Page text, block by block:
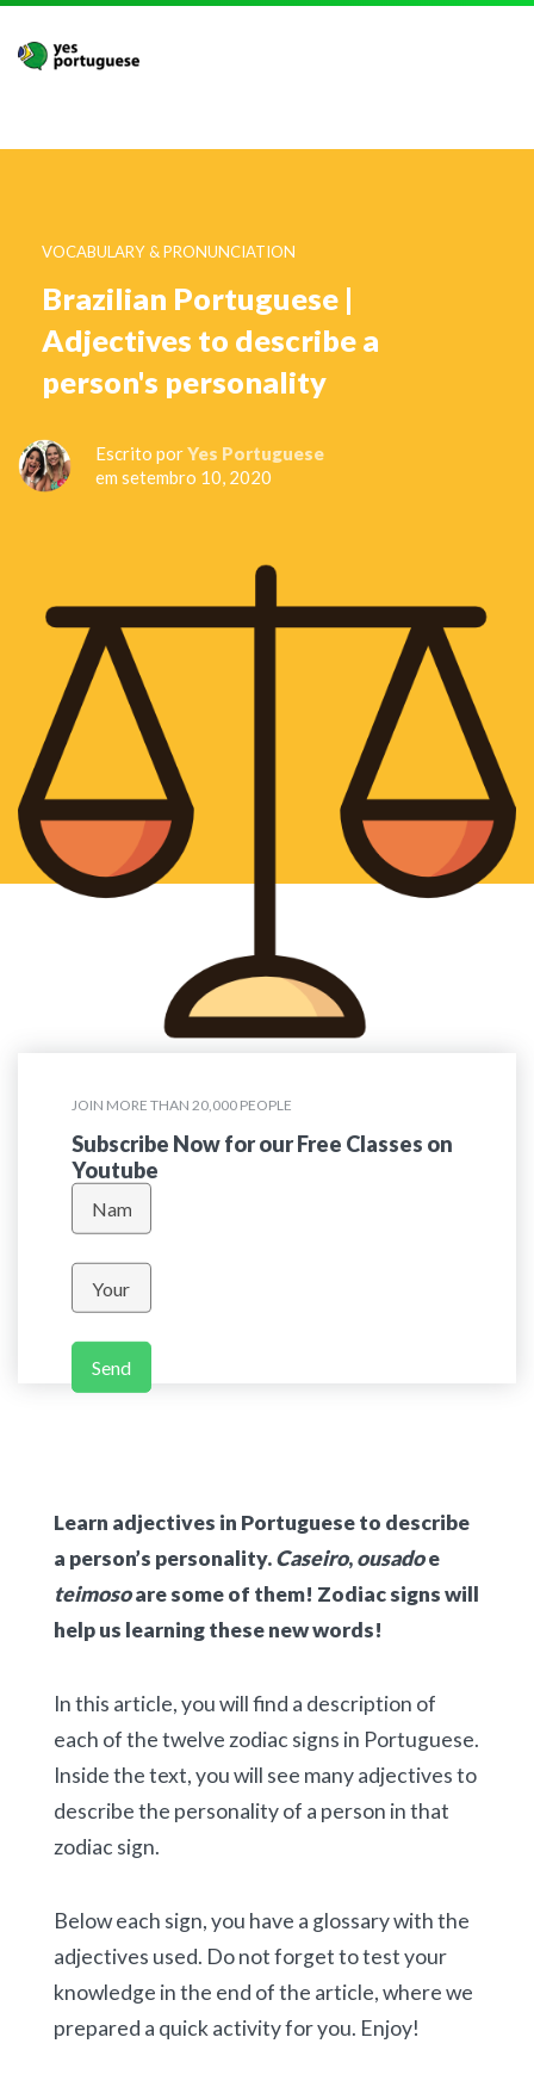
VOCABULARY & PRONUNCIATION
Brazilian Portuguese |
Adjectives to describe a
person's personality
Escrito porYes Portuguese
em setembro 10, 2020
JOIN MORE THAN 20,000 PEOPLE
Subscribe Now for our Free Classes on
Youtube
Send
Learn adjectives in Portuguese to describe
a person’s personality.Caseiro,ousadoe
teimosoare some of them! Zodiac signs will
help us learning these new words!
In this article, you will find a description of
each of the twelve zodiac signs in Portuguese.
Inside the text, you will see many adjectives to
describe the personality of a person in that
zodiac sign.
Below each sign, you have a glossary with the
adjectives used. Do not forget to test your
knowledge in the end of the article, where we
prepared a quick activity for you. Enjoy!